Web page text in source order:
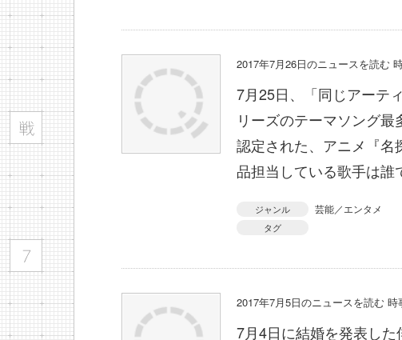
2017年7月26日のニュースを読む
7月25日、「同じアーテ
リーズのテーマソング
認定された、アニメ『
品担当している歌手は誰
ジャンル 芸能／エンタメ
タグ
2017年7月5日のニュースを読む
7月4日に結婚を発表し